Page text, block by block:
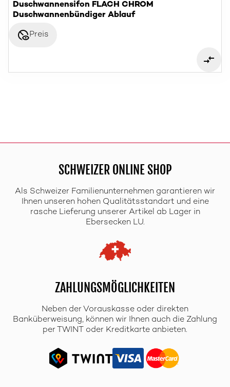
Duschwannensifon FLACH CHROM
Duschwannenbündiger Ablauf
disabled_visiblePreis
SCHWEIZER ONLINE SHOP
Als Schweizer Familienunternehmen garantieren wir
Ihnen unseren hohen Qualitätsstandart und eine
rasche Lieferung unserer Artikel ab Lager in
Ebersecken LU.
ZAHLUNGSMÖGLICHKEITEN
Neben der Vorauskasse oder direkten
Banküberweisung, können wir Ihnen auch die Zahlung
per TWINT oder Kreditkarte anbieten.